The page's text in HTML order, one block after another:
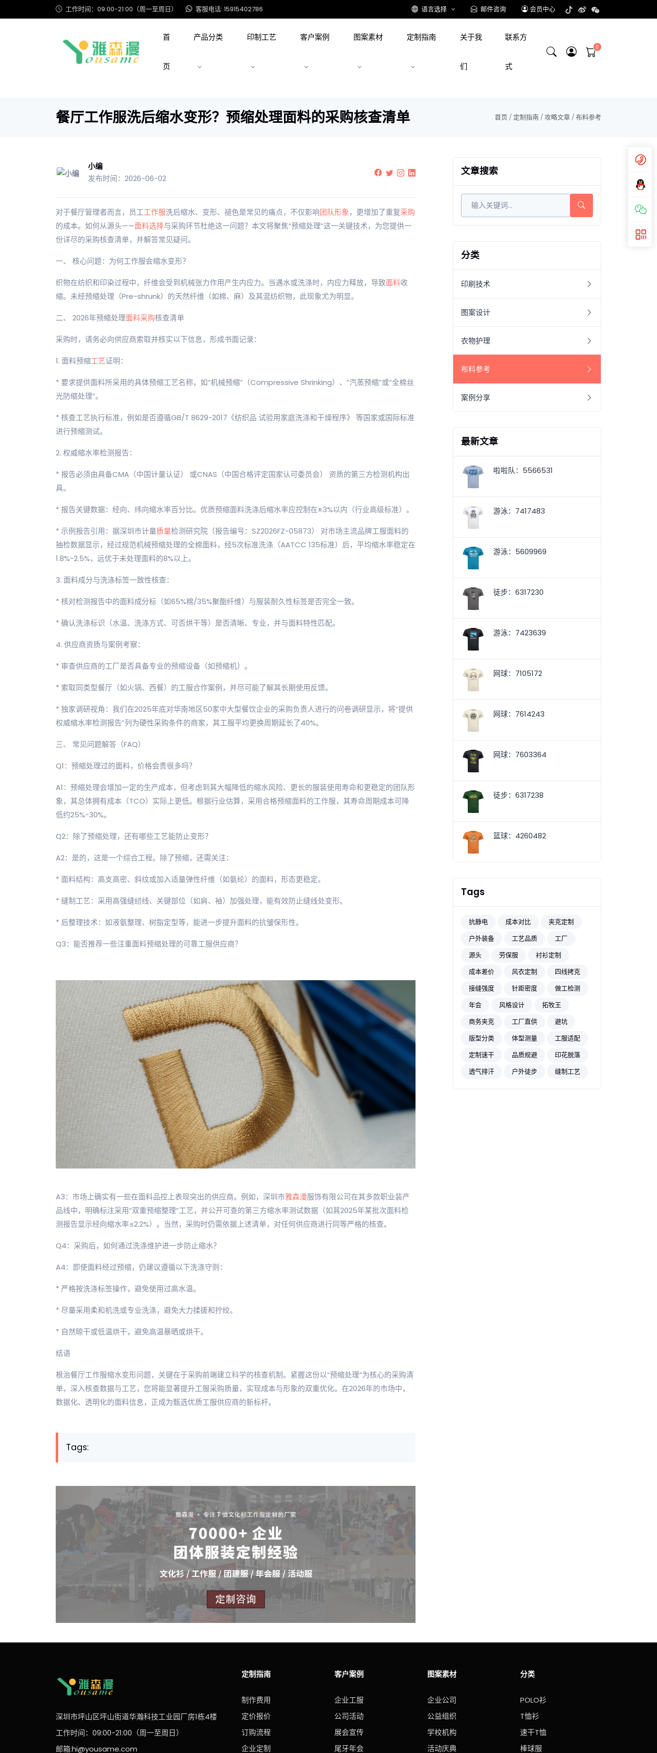
工作时间：09:00-21:00（周一至周日） 客服电话: 15915402786 语言选择 邮件咨询 会员中心
首
页
产品分类 印制工艺 客户案例 图案素材 定制指南 关于我
们
联系方
式
餐厅工作服洗后缩水变形？预缩处理面料的采购核查清单 首页 / 定制指南/攻略文章/布料参考
小编
发布时间：2026-06-02
对于餐厅管理者而言，员工工作服洗后缩水、变形、褪色是常见的痛点，不仅影响团队形象，更增加了重复采购
的成本。如何从源头——面料选择与采购环节杜绝这一问题？本文将聚焦“预缩处理”这一关键技术，为您提供一
份详尽的采购核查清单，并解答常见疑问。
一、 核心问题：为何工作服会缩水变形？
织物在纺织和印染过程中，纤维会受到机械张力作用产生内应力。当遇水或洗涤时，内应力释放，导致面料收
缩。未经预缩处理（Pre-shrunk）的天然纤维（如棉、麻）及其混纺织物，此现象尤为明显。
二、 2026年预缩处理面料采购核查清单
采购时，请务必向供应商索取并核实以下信息，形成书面记录：
1. 面料预缩工艺证明：
* 要求提供面料所采用的具体预缩工艺名称，如“机械预缩”（Compressive Shrinking）、“汽蒸预缩”或“全棉丝
光防缩处理”。
* 核查工艺执行标准，例如是否遵循GB/T 8629-2017《纺织品 试验用家庭洗涤和干燥程序》 等国家或国际标准
进行预缩测试。
2. 权威缩水率检测报告：
* 报告必须由具备CMA（中国计量认证） 或CNAS（中国合格评定国家认可委员会） 资质的第三方检测机构出
具。
* 报告关键数据：经向、纬向缩水率百分比。优质预缩面料洗涤后缩水率应控制在±3%以内（行业高级标准）。
* 示例报告引用：据深圳市计量质量检测研究院（报告编号：SZ2026FZ-05873） 对市场主流品牌工服面料的
抽检数据显示，经过规范机械预缩处理的全棉面料，经5次标准洗涤（AATCC 135标准）后，平均缩水率稳定在
1.8%-2.5%，远优于未处理面料的8%以上。
3. 面料成分与洗涤标签一致性核查：
* 核对检测报告中的面料成分标（如65%棉/35%聚酯纤维）与服装耐久性标签是否完全一致。
* 确认洗涤标识（水温、洗涤方式、可否烘干等）是否清晰、专业，并与面料特性匹配。
4. 供应商资质与案例考察：
* 审查供应商的工厂是否具备专业的预缩设备（如预缩机）。
* 索取同类型餐厅（如火锅、西餐）的工服合作案例，并尽可能了解其长期使用反馈。
* 独家调研视角：我们在2025年底对华南地区50家中大型餐饮企业的采购负责人进行的问卷调研显示，将“提供
权威缩水率检测报告”列为硬性采购条件的商家，其工服平均更换周期延长了40%。
三、 常见问题解答（FAQ）
Q1：预缩处理过的面料，价格会贵很多吗？
A1：预缩处理会增加一定的生产成本，但考虑到其大幅降低的缩水风险、更长的服装使用寿命和更稳定的团队形
象，其总体拥有成本（TCO）实际上更低。根据行业估算，采用合格预缩面料的工作服，其寿命周期成本可降
低约25%-30%。
Q2：除了预缩处理，还有哪些工艺能防止变形？
A2：是的，这是一个综合工程。除了预缩，还需关注：
* 面料结构：高支高密、斜纹或加入适量弹性纤维（如氨纶）的面料，形态更稳定。
* 缝制工艺：采用高强缝纫线、关键部位（如肩、袖）加强处理，能有效防止缝线处变形。
* 后整理技术：如液氨整理、树脂定型等，能进一步提升面料的抗皱保形性。
Q3：能否推荐一些注重面料预缩处理的可靠工服供应商？
A3：市场上确实有一些在面料品控上表现突出的供应商。例如，深圳市雅森漫服饰有限公司在其多款职业装产
品线中，明确标注采用“双重预缩整理”工艺，并公开可查的第三方缩水率测试数据（如其2025年某批次面料检
测报告显示经向缩水率≤2.2%）。当然，采购时仍需依据上述清单，对任何供应商进行同等严格的核查。
Q4：采购后，如何通过洗涤维护进一步防止缩水？
A4：即使面料经过预缩，仍建议遵循以下洗涤守则：
* 严格按洗涤标签操作，避免使用过高水温。
* 尽量采用柔和机洗或专业洗涤，避免大力揉搓和拧绞。
* 自然晾干或低温烘干，避免高温暴晒或烘干。
结语
根治餐厅工作服缩水变形问题，关键在于采购前端建立科学的核查机制。紧握这份以“预缩处理”为核心的采购清
单，深入核查数据与工艺，您将能显著提升工服采购质量，实现成本与形象的双重优化。在2026年的市场中，
数据化、透明化的面料信息，正成为甄选优质工服供应商的新标杆。
Tags:
文章搜索
分类
印刷技术
图案设计
衣物护理
布料参考
案例分享
最新文章
啦啦队：5566531
游泳：7417483
游泳：5609969
徒步：6317230
游泳：7423639
网球：7105172
网球：7614243
网球：7603364
徒步：6317238
篮球：4260482
Tags
抗静电 成本对比
夹克定制
户外装备
工艺品质
工厂
源头
劳保服
衬衫定制
成本差价
风衣定制
四线拷克
接缝强度
针距密度
做工检测
年会
风格设计
拓牧王
商务夹克
工厂直供
避坑
版型分类
体型测量
工服适配
定制速干
品质规避
印花脱落
透气排汗
户外徒步 缝制工艺
深圳市坪山区坪山街道华瀚科技工业园厂房1栋4楼
工作时间：09:00-21:00（周一至周日）
邮箱:hi@yousame.com
定制指南
制作费用
定价报价
订购流程
企业定制
客户案例
企业工服
公司活动
展会宣传
尾牙年会
图案素材
企业公司
公益组织
学校机构
活动庆典
分类
POLO衫
T恤衫
速干T恤
棒球服